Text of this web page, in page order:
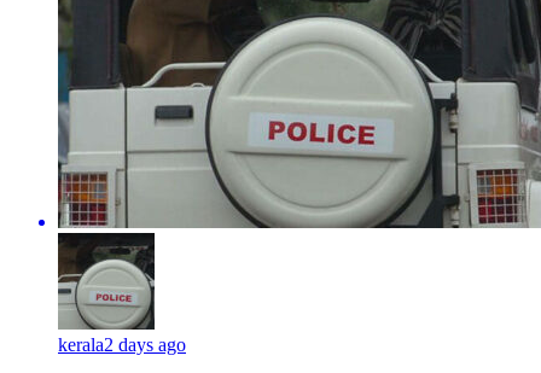
kerala2 days ago